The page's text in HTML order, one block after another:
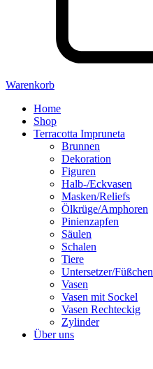
Warenkorb
Home
Shop
Terracotta Impruneta
Brunnen
Dekoration
Figuren
Halb-/Eckvasen
Masken/Reliefs
Ölkrüge/Amphoren
Pinienzapfen
Säulen
Schalen
Tiere
Untersetzer/Füßchen
Vasen
Vasen mit Sockel
Vasen Rechteckig
Zylinder
Über uns